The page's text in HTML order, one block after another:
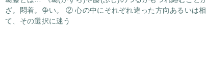
ざ。悶着。争い。 ② 心の中にそれぞれ違った方向あるいは
て、その選択に迷う